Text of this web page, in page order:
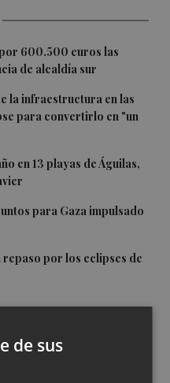
600.500 euros las
de alcaldía sur
la infraestructura en las
para convertirlo en "un
en 13 playas de Águilas,
para Gaza impulsado
por los eclipses de
de sus